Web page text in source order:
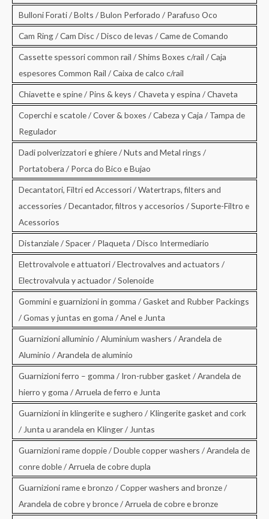
Bulloni Forati / Bolts / Bulon Perforado / Parafuso Oco
Cam Ring / Cam Disc / Disco de levas / Came de Comando
Cassette spessori common rail / Shims Boxes c/rail / Caja
espesores Common Rail / Caixa de calco c/rail
Chiavette e spine / Pins & keys / Chaveta y espina / Chaveta
Coperchi e scatole / Cover & boxes / Cabeza y Caja / Tampa de
Regulador
Dadi polverizzatori e ghiere / Nuts and Metal rings /
Portatobera / Porca do Bico e Bujao
Decantatori, Filtri ed Accessori / Watertraps, filters and
accessories / Decantador, filtros y accesorios / Suporte-Filtro e
Acessorios
Distanziale / Spacer / Plaqueta / Disco Intermediario
Elettrovalvole e attuatori / Electrovalves and actuators /
Electrovalvula y actuador / Solenoide
Gommini e guarnizioni in gomma / Gasket and Rubber Packings
/ Gomas y juntas en goma / Anel e Junta
Guarnizioni alluminio / Aluminium washers / Arandela de
Aluminio / Arandela de aluminio
Guarnizioni ferro – gomma / Iron-rubber gasket / Arandela de
hierro y goma / Arruela de ferro e Junta
Guarnizioni in klingerite e sughero / Klingerite gasket and cork
/ Junta u arandela en Klinger / Juntas
Guarnizioni rame doppie / Double copper washers / Arandela de
conre doble / Arruela de cobre dupla
Guarnizioni rame e bronzo / Copper washers and bronze /
Arandela de cobre y bronce / Arruela de cobre e bronze